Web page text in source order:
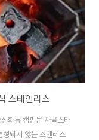
스테인리스
화통 캠핑문 차콜스타
형되지 않는 스텐레스